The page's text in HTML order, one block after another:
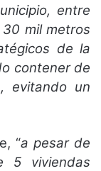
entre
mil metros
de la
contener de
evitando un
“a pesar de
5 viviendas